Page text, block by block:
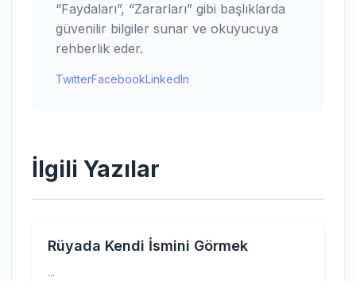
“Faydaları”, “Zararları” gibi başlıklarda
güvenilir bilgiler sunar ve okuyucuya
rehberlik eder.
TwitterFacebookLinkedIn
İlgili Yazılar
Rüyada Kendi İsmini Görmek
...